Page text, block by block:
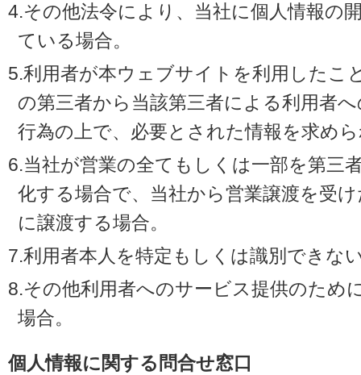
4.その他法令により、当社に個人情報の
ている場合。
5.利用者が本ウェブサイトを利用したこ
の第三者から当該第三者による利用者
行為の上で、必要とされた情報を求め
6.当社が営業の全てもしくは一部を第三
化する場合で、当社から営業譲渡を受
に譲渡する場合。
7.利用者本人を特定もしくは識別できな
8.その他利用者へのサービス提供のため
場合。
個人情報に関する問合せ窓口